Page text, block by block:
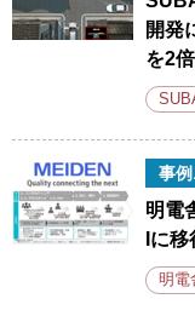
開発
を2
事
明電
Iに
明電